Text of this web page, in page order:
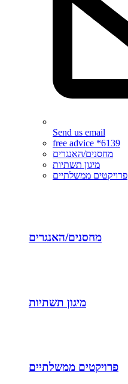
Send us email
free advice *6139
מחסנים/האנגרים
מיגון תשתיות
פרויקטים ממשלתיים
מחסנים/האנגרים
מיגון תשתיות
פרויקטים ממשלתיים